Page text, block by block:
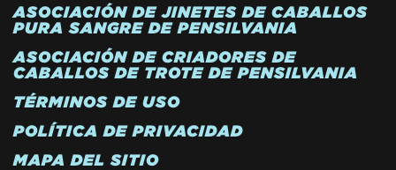
ASOCIACIÓN DE JINETES DE CABALLOS
PURA SANGRE DE PENSILVANIA
ASOCIACIÓN DE CRIADORES DE
CABALLOS DE TROTE DE PENSILVANIA
TÉRMINOS DE USO
POLÍTICA DE PRIVACIDAD
MAPA DEL SITIO